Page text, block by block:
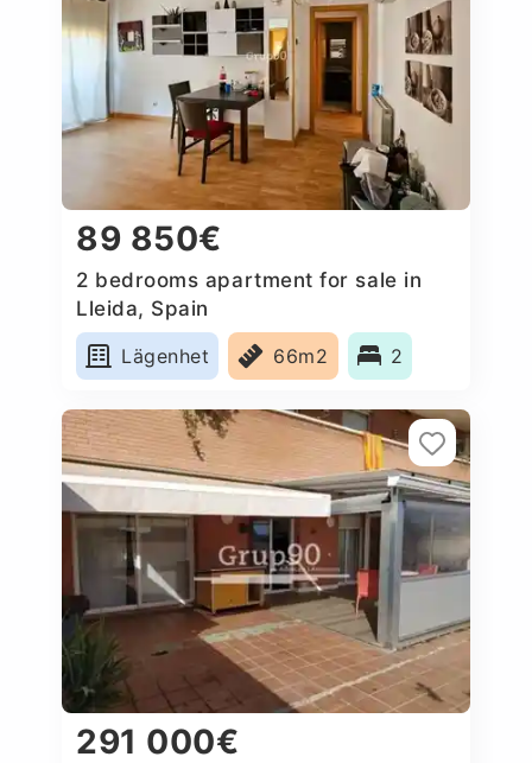
89 850€
2 bedrooms apartment for sale in
Lleida, Spain
Lägenhet
66m2 2
291 000€